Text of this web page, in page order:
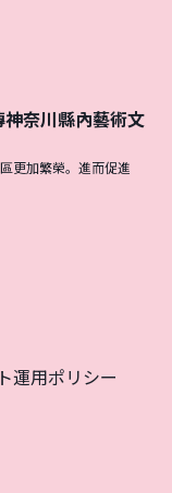
奈川縣內藝術文
更加繁榮。進而促進
運用ポリシー